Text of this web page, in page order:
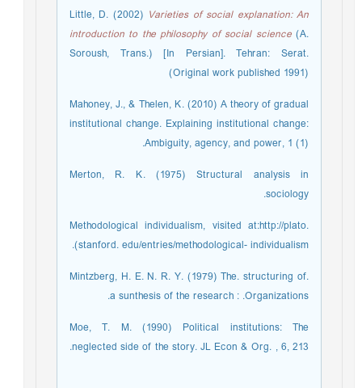
Little, D. (2002)Varieties of social explanation: An
introduction to the philosophy of social science (A.
Soroush, Trans.) [In Persian]. Tehran: Serat.
(Original work published 1991)
Mahoney, J., & Thelen, K. (2010) A theory of gradual
institutional change. Explaining institutional change:
Ambiguity, agency, and power, 1 (1). ‏
Merton, R. K. (1975) Structural analysis in
sociology. ‏
Methodological individualism, visited at:http://plato.
stanford. edu/entries/methodological- individualism).
Mintzberg, H. E. N. R. Y. (1979) The. structuring of.
Organizations. ‏: a sunthesis of the research.
Moe, T. M. (1990) Political institutions: The
neglected side of the story. JL Econ & Org. , 6, 213.